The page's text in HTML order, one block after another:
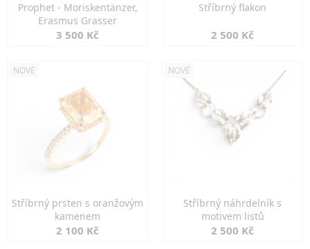
Prophet - Moriskentänzer,
Erasmus Grasser
3 500 Kč
Stříbrný flakon
2 500 Kč
NOVÉ
Stříbrný prsten s oranžovým
kamenem
2 100 Kč
NOVÉ
Stříbrný náhrdelník s
motivem listů
2 500 Kč